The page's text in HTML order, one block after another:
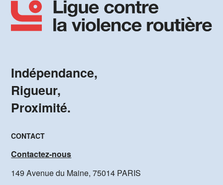
Indépendance,
Rigueur,
Proximité.
CONTACT
Contactez-nous
149 Avenue du Maine, 75014 PARIS